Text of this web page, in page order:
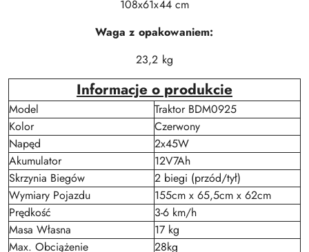
108x61x44 cm
Waga z opakowaniem:
23,2 kg
Informacje o produkcie
Model
Traktor BDM0925
Kolor
Czerwony
Napęd
2x45W
Akumulator
12V7Ah
Skrzynia Biegów
2 biegi (przód/tył)
Wymiary Pojazdu
155cm x 65,5cm x 62cm
Prędkość
3-6 km/h
Masa Własna
17 kg
Max. Obciążenie
28kg